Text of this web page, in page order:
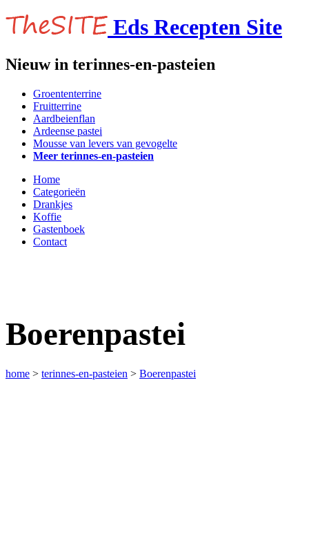
Eds Recepten Site
Nieuw in terinnes-en-pasteien
Groententerrine
Fruitterrine
Aardbeienflan
Ardeense pastei
Mousse van levers van gevogelte
Meer terinnes-en-pasteien
Home
Categorieën
Drankjes
Koffie
Gastenboek
Contact
Boerenpastei
home > terinnes-en-pasteien > Boerenpastei